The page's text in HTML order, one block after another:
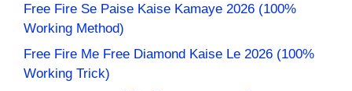
Free Fire Se Paise Kaise Kamaye 2026 (100%
Working Method)
Free Fire Me Free Diamond Kaise Le 2026 (100%
Working Trick)